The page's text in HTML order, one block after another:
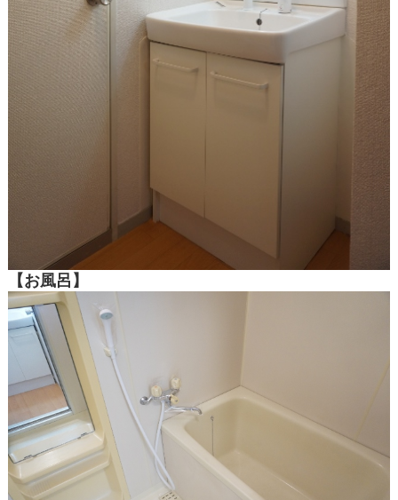
【お風呂】